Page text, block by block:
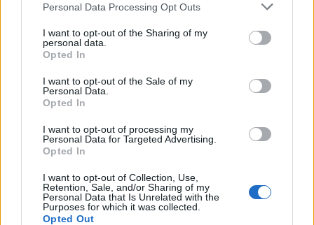
Personal Data Processing Opt Outs
I want to opt-out of the Sharing of my
personal data.
Opted In
I want to opt-out of the Sale of my
Personal Data.
Opted In
I want to opt-out of processing my
Personal Data for Targeted Advertising.
Opted In
I want to opt-out of Collection, Use,
Retention, Sale, and/or Sharing of my
Personal Data that Is Unrelated with the
Purposes for which it was collected.
Opted Out